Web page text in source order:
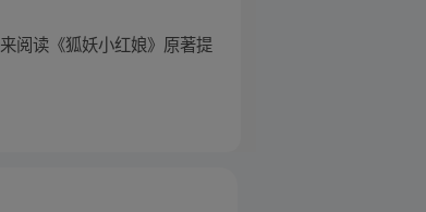
阅读《狐妖小红娘》原著提